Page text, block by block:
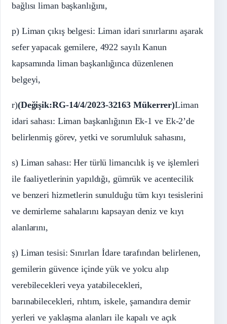
bağlısı liman başkanlığını,
p) Liman çıkış belgesi: Liman idari sınırlarını aşarak
sefer yapacak gemilere, 4922 sayılı Kanun
kapsamında liman başkanlığınca düzenlenen
belgeyi,
r)(Değişik:RG-14/4/2023-32163 Mükerrer)Liman
idari sahası: Liman başkanlığının Ek-1 ve Ek-2’de
belirlenmiş görev, yetki ve sorumluluk sahasını,
s) Liman sahası: Her türlü limancılık iş ve işlemleri
ile faaliyetlerinin yapıldığı, gümrük ve acentecilik
ve benzeri hizmetlerin sunulduğu tüm kıyı tesislerini
ve demirleme sahalarını kapsayan deniz ve kıyı
alanlarını,
ş) Liman tesisi: Sınırları İdare tarafından belirlenen,
gemilerin güvence içinde yük ve yolcu alıp
verebilecekleri veya yatabilecekleri,
barınabilecekleri, rıhtım, iskele, şamandıra demir
yerleri ve yaklaşma alanları ile kapalı ve açık